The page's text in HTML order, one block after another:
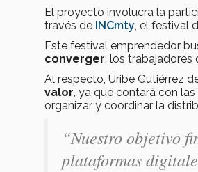
El proyecto involucra la
través de INCmty, el festival
Este festival emprendedor
converger: los trabajadores
Al respecto, Uribe Gutiérrez
valor, ya que contará con
organizar y coordinar la
“Nuestro objetivo
plataformas